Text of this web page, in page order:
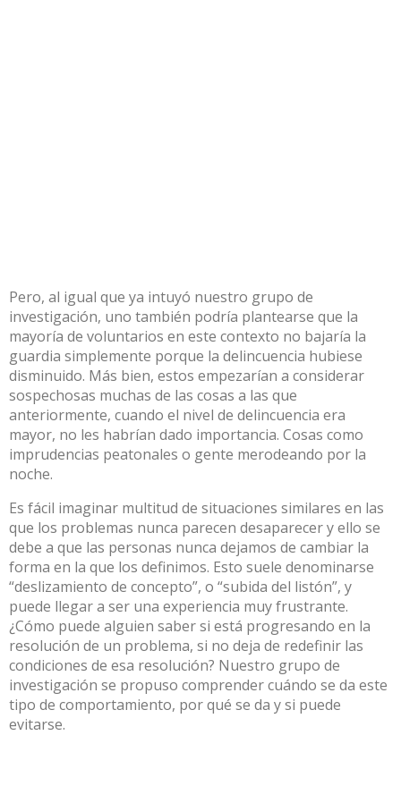
Pero, al igual que ya intuyó nuestro grupo de
investigación, uno también podría plantearse que la
mayoría de voluntarios en este contexto no bajaría la
guardia simplemente porque la delincuencia hubiese
disminuido. Más bien, estos empezarían a considerar
sospechosas muchas de las cosas a las que
anteriormente, cuando el nivel de delincuencia era
mayor, no les habrían dado importancia. Cosas como
imprudencias peatonales o gente merodeando por la
noche.
Es fácil imaginar multitud de situaciones similares en las
que los problemas nunca parecen desaparecer y ello se
debe a que las personas nunca dejamos de cambiar la
forma en la que los definimos. Esto suele denominarse
“deslizamiento de concepto”, o “subida del listón”, y
puede llegar a ser una experiencia muy frustrante.
¿Cómo puede alguien saber si está progresando en la
resolución de un problema, si no deja de redefinir las
condiciones de esa resolución? Nuestro grupo de
investigación se propuso comprendercuándo se da este
tipo de comportamiento, por qué se da y si puede
evitarse.